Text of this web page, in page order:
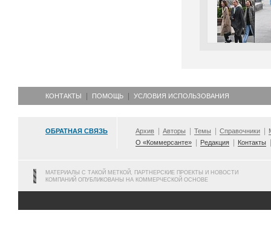
КОНТАКТЫ ПОМОЩЬ УСЛОВИЯ ИСПОЛЬЗОВАНИЯ
ОБРАТНАЯ СВЯЗЬ Архив Авторы Темы Справочники
О «Коммерсанте»
Редакция Контакты
МАТЕРИАЛЫ С ТАКОЙ МЕТКОЙ, ПАРТНЕРСКИЕ ПРОЕКТЫ И НОВОСТИ
КОМПАНИЙ ОПУБЛИКОВАНЫ НА КОММЕРЧЕСКОЙ ОСНОВЕ